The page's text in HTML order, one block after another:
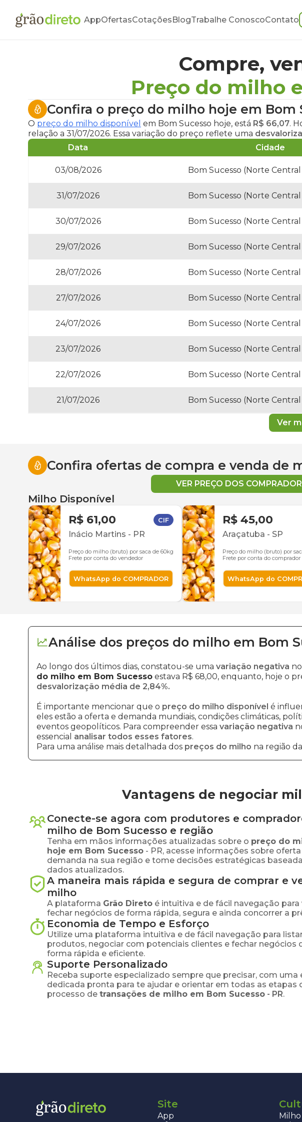
AppOfertasCotaçõesBlogTrabalhe ConoscoContato
Compre,
Preço do milho
Confira o preço do milho hoje em Bom
O preço do milho disponível em Bom Sucesso hoje, está R$ 66,07.
relação a 31/07/2026. Essa variação do preço reflete uma
Data
Cidade
03/08/2026 Bom Sucesso (Norte
31/07/2026 Bom Sucesso (Norte
30/07/2026 Bom Sucesso (Norte
29/07/2026 Bom Sucesso (Norte
28/07/2026 Bom Sucesso (Norte
27/07/2026 Bom Sucesso (Norte
24/07/2026 Bom Sucesso (Norte
23/07/2026 Bom Sucesso (Norte
22/07/2026 Bom Sucesso (Norte
21/07/2026 Bom Sucesso (Norte
Ver
Confira ofertas de compra e venda de
VER PREÇO DOS
Milho Disponível
R$ 61,00 CIF
Inácio Martins - PR
Preço do milho (bruto) por saca de 60kg
Frete por conta do vendedor
WhatsApp do COMPRADOR
R$ 45,00
Araçatuba - SP
Preço do milho (bruto) por
Frete por conta do comprador
WhatsApp do
Análise dos preços do milho em Bom
Ao longo dos últimos dias, constatou-se uma variação negativa
do milho em Bom Sucesso estava R$ 68,00, enquanto, hoje o
desvalorização média de 2,84%.
É importante mencionar que o preço do milho disponível é
eles estão a oferta e demanda mundiais, condições climáticas,
eventos geopolíticos. Para compreender essa variação negativa
essencial analisar todos esses fatores.
Para uma análise mais detalhada dos preços do milho na região
Vantagens de negociar
Conecte-se agora com produtores e
milho de Bom Sucesso e região
Tenha em mãos informações atualizadas sobre o preço do
hoje em Bom Sucesso - PR, acesse informações sobre oferta
demanda na sua região e tome decisões estratégicas
dados atualizados.
A maneira mais rápida e segura de comprar e
milho
A plataforma Grão Direto é intuitiva e de fácil navegação para
fechar negócios de forma rápida, segura e ainda concorrer a
Economia de Tempo e Esforço
Utilize uma plataforma intuitiva e de fácil navegação para
produtos, negociar com potenciais clientes e fechar negócios
forma rápida e eficiente.
Suporte Personalizado
Receba suporte especializado sempre que precisar, com uma
dedicada pronta para te ajudar e orientar em todas as etapas
processo de transações de milho em Bom Sucesso - PR.
Site
App
Milho